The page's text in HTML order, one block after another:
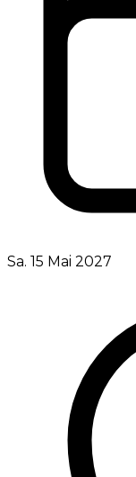
Sa. 15 Mai 2027